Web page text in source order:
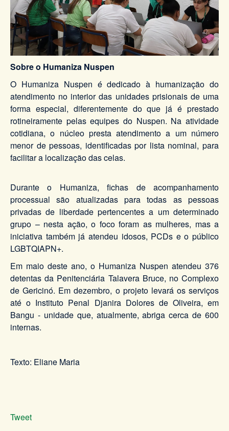
Sobre o Humaniza Nuspen
O Humaniza Nuspen é dedicado à humanização do
atendimento no interior das unidades prisionais de uma
forma especial, diferentemente do que já é prestado
rotineiramente pelas equipes do Nuspen. Na atividade
cotidiana, o núcleo presta atendimento a um número
menor de pessoas, identificadas por lista nominal, para
facilitar a localização das celas.
Durante o Humaniza, fichas de acompanhamento
processual são atualizadas para todas as pessoas
privadas de liberdade pertencentes a um determinado
grupo – nesta ação, o foco foram as mulheres, mas a
iniciativa também já atendeu idosos, PCDs e o público
LGBTQIAPN+.
Em maio deste ano, o Humaniza Nuspen atendeu 376
detentas da Penitenciária Talavera Bruce, no Complexo
de Gericinó. Em dezembro, o projeto levará os serviços
até o Instituto Penal Djanira Dolores de Oliveira, em
Bangu - unidade que, atualmente, abriga cerca de 600
internas.
Texto: Eliane Maria
Tweet